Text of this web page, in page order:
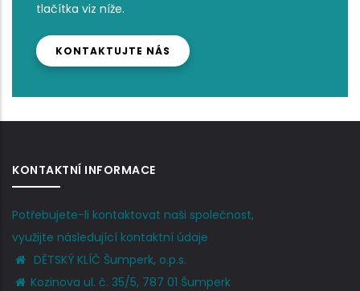
tlačítka viz níže.
KONTAKTUJTE NÁS
KONTAKTNÍ INFORMACE
Potřebujete-li kontaktovat naši společnost,
využijte následující kontaktní údaje
DĚTSKÝ KLÍČ Šumperk, o.p.s.
Kozinova ul. č. 35/5, 787 01 Šumperk